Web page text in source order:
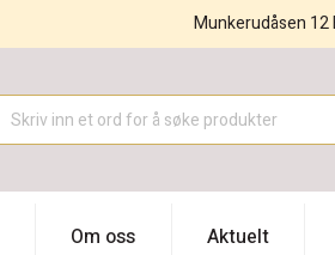
Munkerudåsen 12
Om oss Aktuelt